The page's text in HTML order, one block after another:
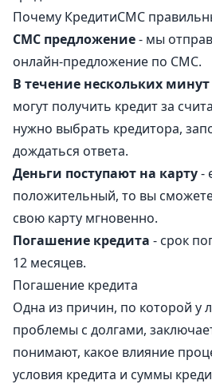
Почему КредитиCMC
СМС предложение- мы
онлайн-предложение по СМС.
В течение нескольких минут
могут получить кредит за
нужно выбрать кредитора,
дождаться ответа.
Деньги поступают на карту-
положительный, то вы
свою карту мгновенно.
Погашение кредита - срок
12 месяцев.
Погашение кредита
Одна из причин, по которой у
проблемы с долгами,
понимают, какое влияние
условия кредита и суммы